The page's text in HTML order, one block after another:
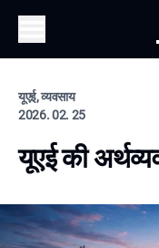
यूएई, व्यवसाय
2026. 02. 25
यूएई की